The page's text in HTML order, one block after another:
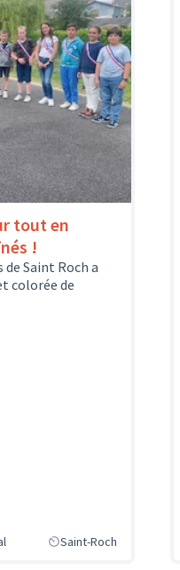
tout en
!
de Saint Roch a
colorée de
Saint-Roch